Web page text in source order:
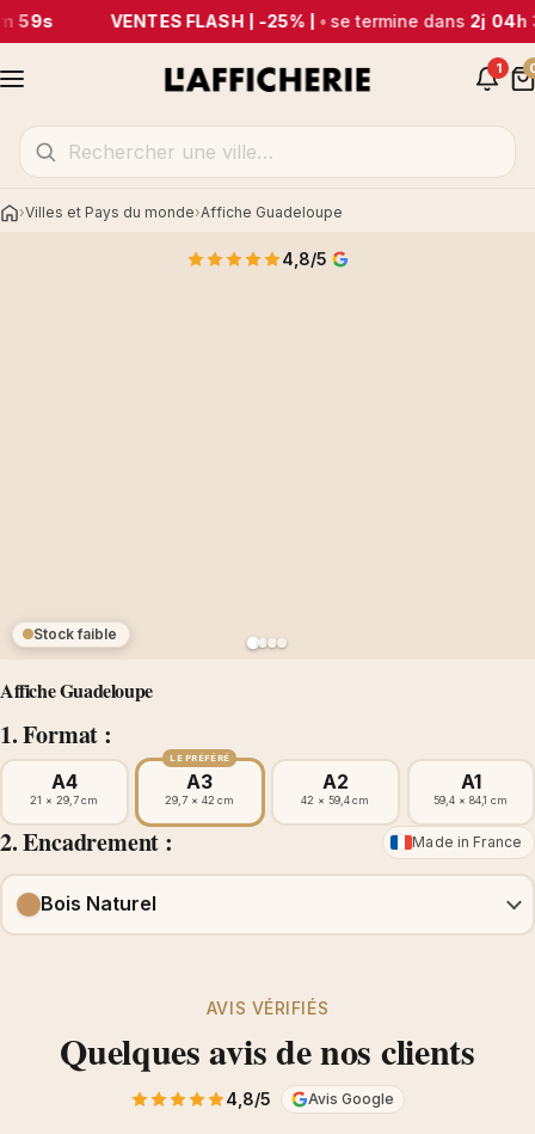
59s VENTES FLASH | -25% | •se termine dans2j 04h
1
AccueilVilles et Pays du monde Affiche Guadeloupe
Affiche Guadeloupe
1. Format :
Stock faible
4,8/5
A4
21 × 29,7 cm
LE PRÉFÉRÉ
A3
29,7 × 42 cm
A2
42 × 59,4 cm
A1
59,4 × 84,1 cm
2. Encadrement : Made in France
Bois Naturel
AVIS VÉRIFIÉS
Quelques avis de nos clients
4,8/5 Avis Google